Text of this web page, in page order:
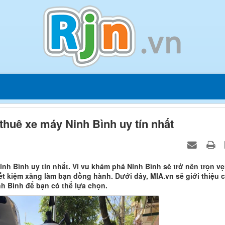
xe máy Ninh Bình uy tín nhất
Bình uy tín nhất. Vi vu khám phá Ninh Bình sẽ trở nên trọn
kiệm xăng làm bạn đồng hành. Dưới đây, MIA.vn sẽ giới thiệu
Bình để bạn có thể lựa chọn.